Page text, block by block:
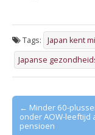
Tags:
Japan kent
Japanse
Post
navigation
← Minder 60-
onder AOW-leeftijd
pensioen